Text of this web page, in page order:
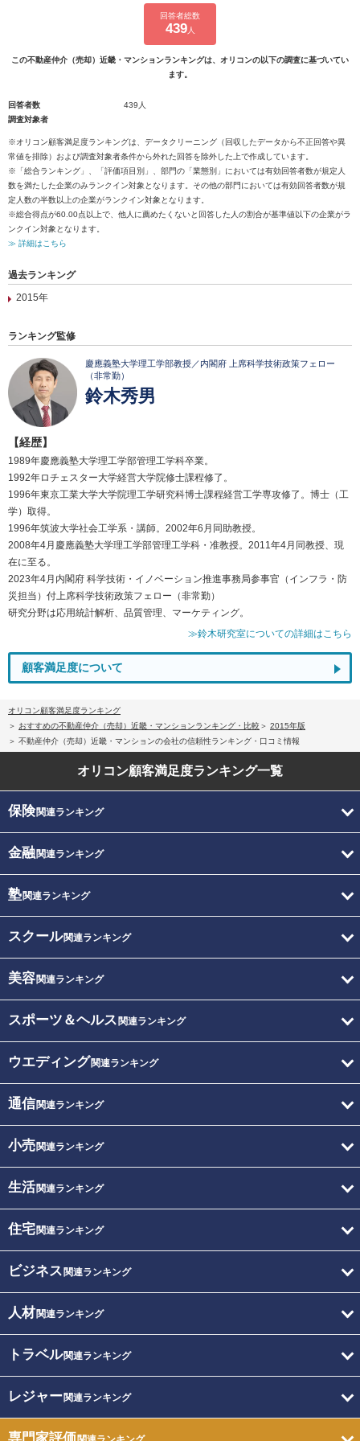
回答者総数
439人
この不動産仲介（売却）近畿・マンションランキングは、オリコンの以下の調査に基づいてい
ます。
回答者数
439人
調査対象者
※オリコン顧客満足度ランキングは、データクリーニング（回収したデータから不正回答や異
常値を排除）および調査対象者条件から外れた回答を除外した上で作成しています。
※「総合ランキング」、「評価項目別」、部門の「業態別」においては有効回答者数が規定人
数を満たした企業のみランクイン対象となります。その他の部門においては有効回答者数が規
定人数の半数以上の企業がランクイン対象となります。
※総合得点が60.00点以上で、他人に薦めたくないと回答した人の割合が基準値以下の企業がラ
ンクイン対象となります。
≫ 詳細はこちら
過去ランキング
2015年
ランキング監修
慶應義塾大学理工学部教授／内閣府 上席科学技術政策フェロー
（非常勤）
鈴木秀男
【経歴】
1989年慶應義塾大学理工学部管理工学科卒業。
1992年ロチェスター大学経営大学院修士課程修了。
1996年東京工業大学大学院理工学研究科博士課程経営工学専攻修了。博士（工
学）取得。
1996年筑波大学社会工学系・講師。2002年6月同助教授。
2008年4月慶應義塾大学理工学部管理工学科・准教授。2011年4月同教授、現
在に至る。
2023年4月内閣府 科学技術・イノベーション推進事務局参事官（インフラ・防
災担当）付上席科学技術政策フェロー（非常勤）
研究分野は応用統計解析、品質管理、マーケティング。
≫鈴木研究室についての詳細はこちら
顧客満足度について
オリコン顧客満足度ランキング
おすすめの不動産仲介（売却）近畿・マンションランキング・比較
2015年版
不動産仲介（売却）近畿・マンションの会社の信頼性ランキング・口コミ情報
オリコン顧客満足度ランキング一覧
保険関連ランキング
金融関連ランキング
塾関連ランキング
スクール関連ランキング
美容関連ランキング
スポーツ＆ヘルス 関連ランキング
ウエディング関連ランキング
通信関連ランキング
小売関連ランキング
生活関連ランキング
住宅関連ランキング
ビジネス 関連ランキング
人材関連ランキング
トラベル関連ランキング
レジャー関連ランキング